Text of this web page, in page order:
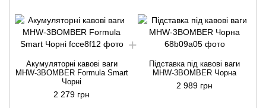
Акумуляторні кавові ваги
MHW-3BOMBER Formula Smart
Чорні
2 279 грн
Підставка під кавові ваги
MHW-3BOMBER Чорна
2 989 грн